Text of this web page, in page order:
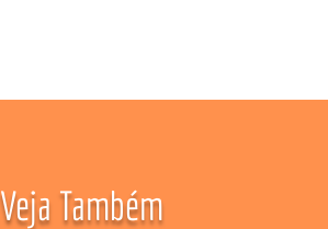
Veja Também